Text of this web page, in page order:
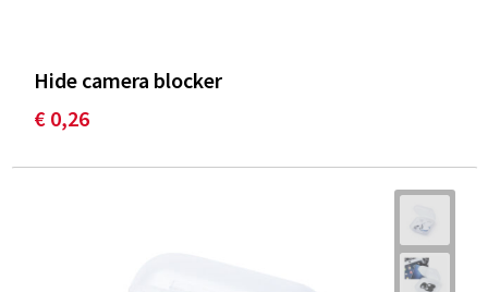
Hide camera blocker
€ 0,26